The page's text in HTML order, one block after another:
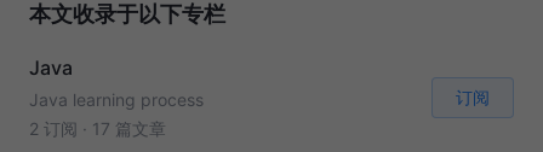
本文收录于以下专栏
Java
Java learning process
2 订阅 · 17 篇文章
订阅